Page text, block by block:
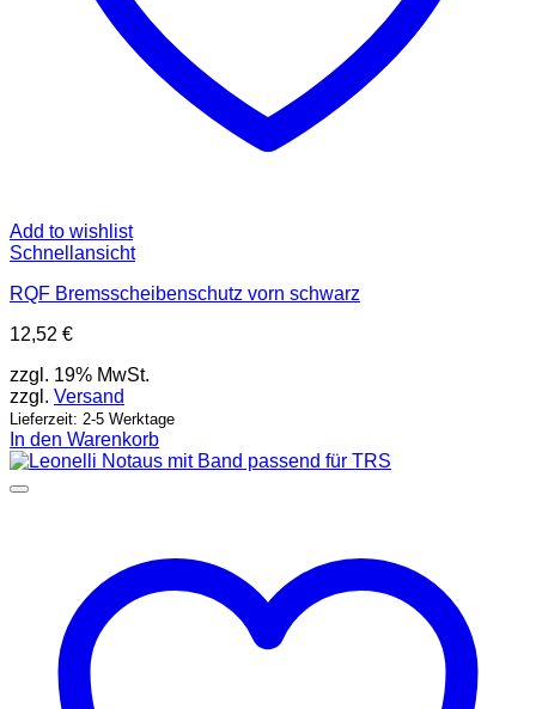
Add to wishlist
Schnellansicht
RQF Bremsscheibenschutz vorn schwarz
12,52 €
zzgl. 19% MwSt.
zzgl. Versand
Lieferzeit: 2-5 Werktage
In den Warenkorb